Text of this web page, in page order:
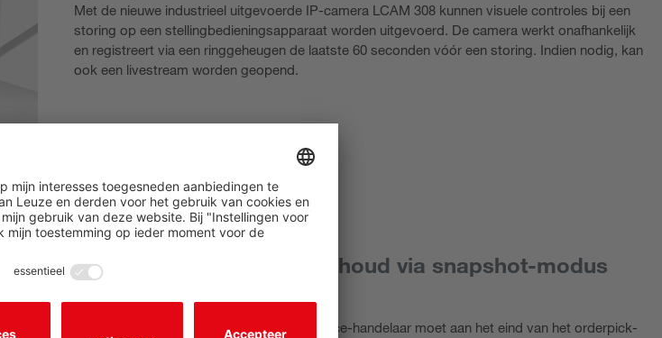
Met de nieuwe industrieel uitgevoerde IP-camera LCAM 308 kunnen visuele controles bij een
storing op een stellingbedieningsapparaat worden uitgevoerd. De camera werkt onafhankelijk
en registreert via een ringgeheugen de laatste 60 seconden vóór een storing. Indien nodig, kan
ook een livestream worden geopend.
Documentatie van doosinhoud via snapshot-modus
In het logistiek centrum van een E-commerce-handelaar moet aan het eind van het orderpick-